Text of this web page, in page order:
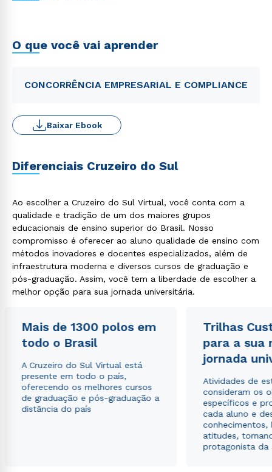
O que você vai aprender
CONCORRÊNCIA EMPRESARIAL E COMPLIANCE
Baixar Ebook
Diferenciais Cruzeiro do Sul
Ao escolher a Cruzeiro do Sul Virtual, você conta com a
qualidade e tradição de um dos maiores grupos
educacionais de ensino superior do Brasil. Nosso
compromisso é oferecer ao aluno qualidade de ensino com
métodos inovadores e docentes especializados, além de
infraestrutura moderna e diversos cursos de graduação e
pós-graduação. Assim, você tem a liberdade de escolher a
melhor opção para sua jornada universitária.
Mais de 1300 polos em
todo o Brasil
A Cruzeiro do Sul Virtual está
presente em todo o país,
oferecendo os melhores cursos
de graduação e pós-graduação a
distância do país
Trilhas
para a sua
jornada
Atividades de
consideram os
específicos e
cada aluno e
conhecimentos,
atitudes,
protagonista da